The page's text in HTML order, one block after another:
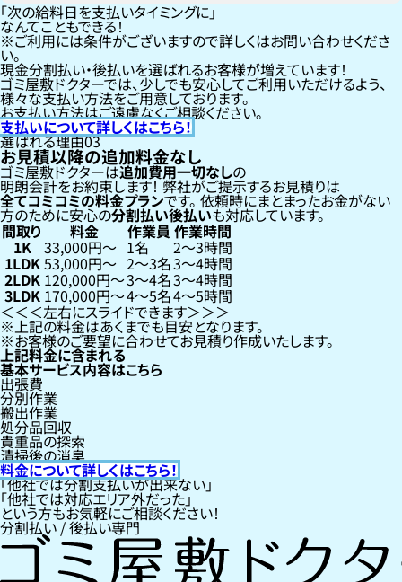
「次の給料日を支払いタイミングに」
なんてこともできる！
ご利用には条件がございますので詳しくはお問い合わせくださ
い。
現金分割払い・後払いを選ばれるお客様が増えています！
ゴミ屋敷ドクターでは、少しでも安心してご利用いただけるよう、
様々な支払い方法をご用意しております。
お支払い方法はご遠慮なくご相談ください。
支払いについて詳しくはこちら！
選ばれる理由03
お見積以降の追加料金なし
ゴミ屋敷ドクターは追加費用一切なしの
明朗会計をお約束します！弊社がご提示するお見積りは
全てコミコミの料金プランです。依頼時にまとまったお金がない
方のために安心の分割払い後払いも対応しています。
間取り 料金 作業員 作業時間
1K 33,000円〜 1名 2〜3時間
1LDK53,000円〜 2〜3名3〜4時間
2LDK 120,000円〜3〜4名3〜4時間
3LDK 170,000円〜4〜5名4〜5時間
左右にスライドできます
上記の料金はあくまでも目安となります。
お客様のご要望に合わせてお見積り作成いたします。
上記料金に含まれる
基本サービス内容はこちら
出張費
分別作業
搬出作業
処分品回収
貴重品の探索
清掃後の消臭
料金について詳しくはこちら！
「他社では分割支払いが出来ない」
「他社では対応エリア外だった」
という方もお気軽にご相談ください！
分割払い / 後払い専門